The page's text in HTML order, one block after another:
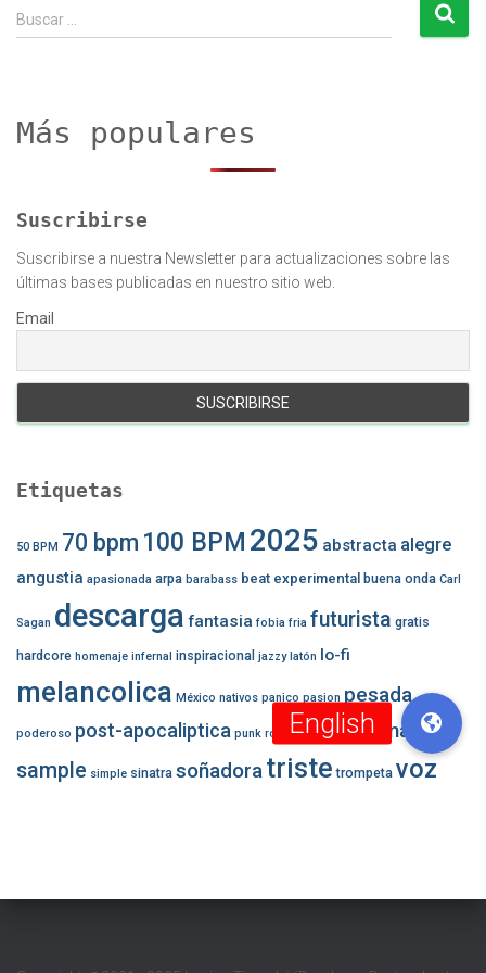
u
Buscar …
Más populares
Suscribirse
Suscribirse a nuestra Newsletter para actualizaciones sobre las
últimas bases publicadas en nuestro sitio web.
Email
Etiquetas
50 BPM 70 bpm 100 BPM 2025 abstracta alegre
angustia apasionada arpa barabass beat experimental buena onda Carl
Sagan descarga fantasia fobia fria futurista gratis
hardcore homenaje infernal inspiracional jazzy latón lo-fi
melancolica México nativos panico pasion pesada
poderoso post-apocaliptica punk robot robotica romantica
sample simple sinatra soñadoratriste trompeta voz